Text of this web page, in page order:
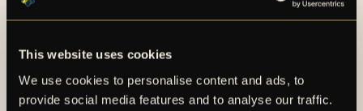
This website uses cookies
We use cookies to personalise content and ads, to
provide social media features and to analyse our traffic.
För en längre
av
Brännström
, se det bifogade